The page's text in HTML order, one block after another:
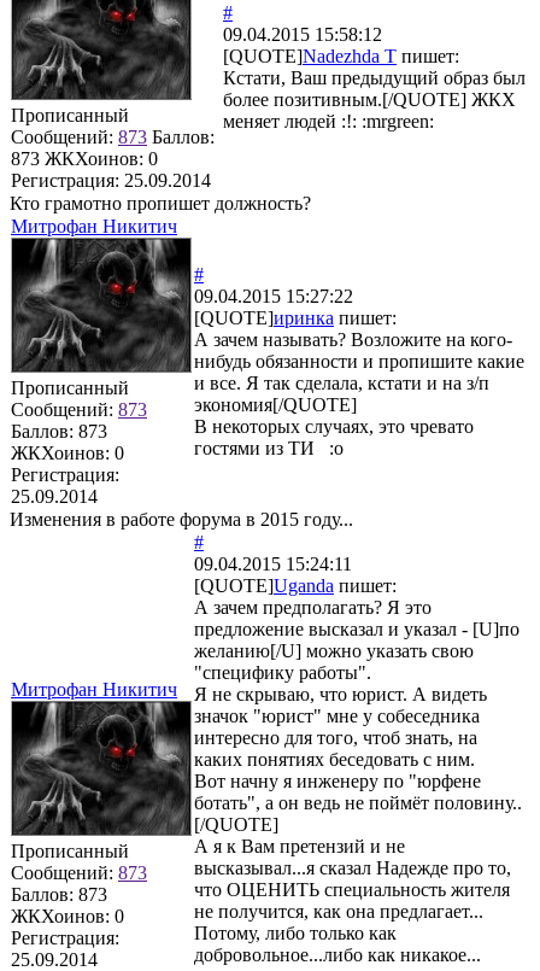
Прописанный
Сообщений: 873 Баллов:
873 ЖКХоинов: 0
Регистрация: 25.09.2014
#
09.04.2015 15:58:12
[QUOTE]Nadezhda T пишет:
Кстати, Ваш предыдущий образ был
более позитивным.[/QUOTE] ЖКХ
меняет людей :!: :mrgreen:
Кто грамотно пропишет должность?
Митрофан Никитич
Прописанный
Сообщений: 873
Баллов: 873
ЖКХоинов: 0
Регистрация:
25.09.2014
#
09.04.2015 15:27:22
[QUOTE]иринка пишет:
А зачем называть? Возложите на кого-
нибудь обязанности и пропишите какие
и все. Я так сделала, кстати и на з/п
экономия[/QUOTE]
В некоторых случаях, это чревато
гостями из ТИ :o
Изменения в работе форума в 2015 году...
Митрофан Никитич
Прописанный
Сообщений: 873
Баллов: 873
ЖКХоинов: 0
Регистрация:
25.09.2014
#
09.04.2015 15:24:11
[QUOTE]Uganda пишет:
А зачем предполагать? Я это
предложение высказал и указал - [U]по
желанию[/U] можно указать свою
"специфику работы".
Я не скрываю, что юрист. А видеть
значок "юрист" мне у собеседника
интересно для того, чтоб знать, на
каких понятиях беседовать с ним.
Вот начну я инженеру по "юрфене
ботать", а он ведь не поймёт половину..
[/QUOTE]
А я к Вам претензий и не
высказывал...я сказал Надежде про то,
что ОЦЕНИТЬ специальность жителя
не получится, как она предлагает...
Потому, либо только как
добровольное...либо как никакое...